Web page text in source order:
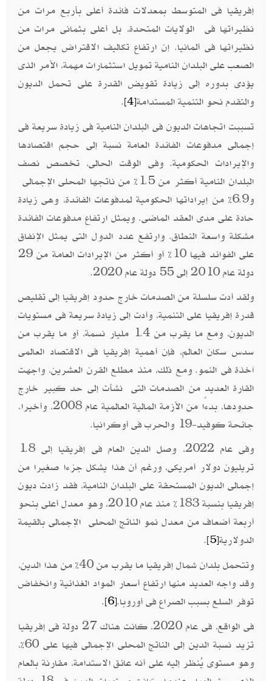
إفريقيا فى المتوسط ​​بمعدلات فائدة أعلى بأربع مرات من
نظيراتها فى الولايات المتحدة، بل أعلى بثمانى مرات من
نظيراتها فى ألمانيا. إن ارتفاع تكاليف الاقتراض يجعل من
الصعب على البلدان النامية تمويل استثمارات مهمة، الأمر الذى
يؤدى بدوره إلى زيادة تقويض القدرة على تحمل الديون
والتقدم نحو التنمية المستدامة[4]
.
تسببت اتجاهات الديون فى البلدان النامية فى زيادة سريعة فى
إجمالى مدفوعات الفائدة العامة نسبة إلى حجم اقتصادها
والإيرادات الحكومية. وفى الوقت الحالى، تخصص نصف
البلدان النامية أكثر من 1.5% من ناتجها المحلى الإجمالى
و6.9% من إيراداتها الحكومية لمدفوعات الفائدة، وهى زيادة
حادة على مدى العقد الماضى. ويمثل ارتفاع مدفوعات الفائدة
مشكلة واسعة النطاق. وارتفع عدد الدول التى يمثل الإنفاق
على الفوائد فيها 10% أو أكثر من الإيرادات العامة من 29
دولة عام 2010 إلى 55 دولة عام 2020.
ولقد أدت سلسلة من الصدمات خارج حدود إفريقيا إلى تقليص
قدرة إفريقيا على التنمية، وأدت إلى زيادة سريعة فى مستويات
الديون، ومع ما يقرب من 1.4 مليار نسمة، أو ما يقرب من
سدس سكان العالم، فإن أهمية إفريقيا فى الاقتصاد العالمى
آخذة فى النمو. ومع ذلك، منذ مطلع القرن العشرين، واجهت
القارة العديد من الصدمات التى نشأت إلى حد كبير خارج
حدودها، بدءًا من الأزمة المالية العالمية عام 2008، وأخيرا،
جائحة كوفيد-19 والحرب فى أوكرانيا.
وفى عام 2022، وصل الدين العام فى إفريقيا إلى 1.8
تريليون دولار أمريكى، ورغم أن هذا يشكل جزءا صغيرا من
إجمالى الديون المستحقة على البلدان النامية، فقد زادت ديون
إفريقيا بنسبة 183% منذ عام 2010، وهو معدل أعلى بنحو
أربعة أضعاف من معدل نمو الناتج المحلى الإجمالى بالقيمة
الدولارية[5]
.
وتتحمل بلدان شمال إفريقيا ما يقرب من 40% من هذا الدين،
وقد واجه العديد منها ارتفاع أسعار المواد الغذائية وانخفاض
توفر السلع بسبب الصراع فى أوروبا.[6]
.
فى الواقع، فى عام 2020، كانت هناك 27 دولة فى إفريقيا
تزيد نسبة الدين إلى الناتج المحلى الإجمالى فيها على 60%،
وهو مستوى يُنظر إليه على أنه عائق الاستدامة، مقارنة بالعام